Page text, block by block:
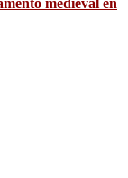
medieval en